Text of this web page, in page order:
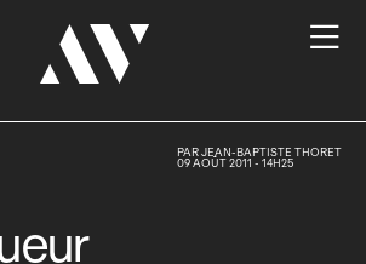

PARJEAN-BAPTISTE THORET
09 AOÛT 2011 - 14H25